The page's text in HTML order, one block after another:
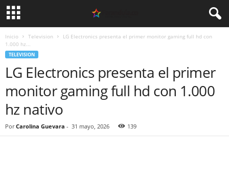
Inicio Television
LG Electronics presenta el primer monitor gaming full hd con
1.000 hz...
TELEVISION
LG Electronics presenta el primer
monitor gaming full hd con 1.000
hz nativo
Por Carolina Guevara - 31 mayo, 2026 139